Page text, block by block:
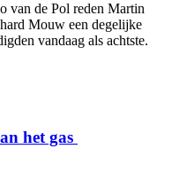
van de Pol reden Martin
Mouw een degelijke
vandaag als achtste.
het gas